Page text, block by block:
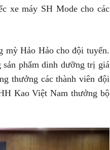
xe máy SH Mode cho các
mỳ Hảo Hảo cho đội tuyển.
phẩm dinh dưỡng trị giá
thưởng các thành viên đội
Kao Việt Nam thưởng bộ